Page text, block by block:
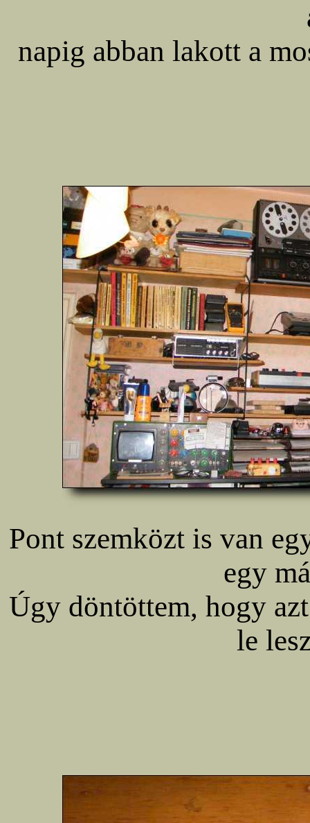
napig abban lakott a
Pont szemközt is van
egy
Úgy döntöttem, hogy
le